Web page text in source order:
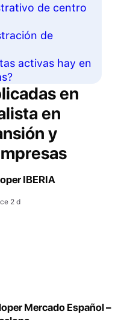
de centro
de
activas hay en
en
en
y
IBERIA
2 d
Mercado Español –